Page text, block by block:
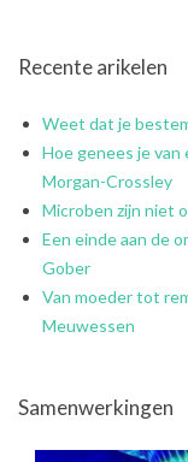
Recente arikelen
Weet dat je
Hoe genees je van
Morgan-Crossley
Microben zijn niet
Een einde aan de
Gober
Van moeder tot
Meuwessen
Samenwerkingen